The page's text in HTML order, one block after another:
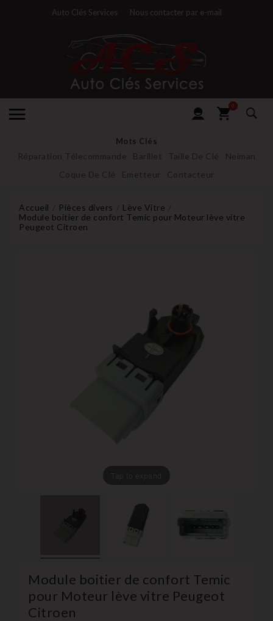
Auto Clés Services Nous contacter par e-mail
0
Mots Clés
Réparation Télecommande Barillet Taille De Clé
Neiman
Coque De Clé
Emetteur Contacteur
Accueil Pièces divers
Lève Vitre
Module boitier de confort Temic pour Moteur lève vitre
Peugeot Citroen
Module boitier de confort Temic
pour Moteur lève vitre Peugeot
Citroen